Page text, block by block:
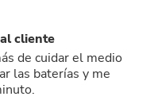
cliente
de cuidar el medio
las baterías y me